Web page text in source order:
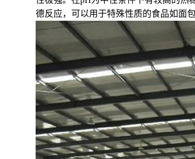
德反应，可以用于特殊性质的食品如面